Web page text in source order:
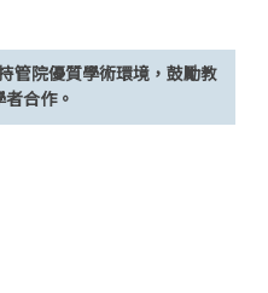
管院優質學術環境，鼓勵教
合作。